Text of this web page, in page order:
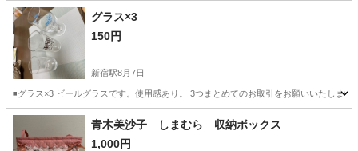
東京 新宿区 新宿駅
グラス×3
150円
新宿駅8月7日
◾️グラス×3 ビールグラスです。使用感あり。 3つまとめてのお取引をお願いいたしま
東京 新宿区 新宿駅 食器
青木美沙子 しまむら 収納ボックス
1,000円